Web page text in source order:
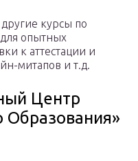
курсы по
опытных
к аттестации и
митапов и т.д.
Центр
Образования»